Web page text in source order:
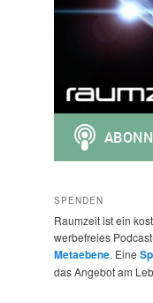
SPENDEN
Raumzeit ist ein
werbefreies
Metaebene. Eine
das Angebot am